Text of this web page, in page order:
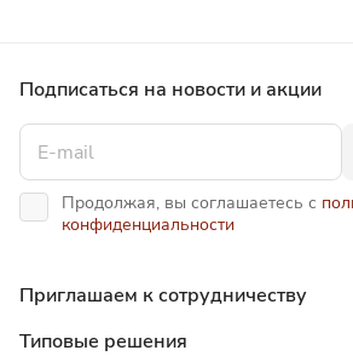
Подписаться на новости и акции
Продолжая, вы соглашаетесь с
конфиденциальности
Приглашаем к сотрудничеству
Типовые решения